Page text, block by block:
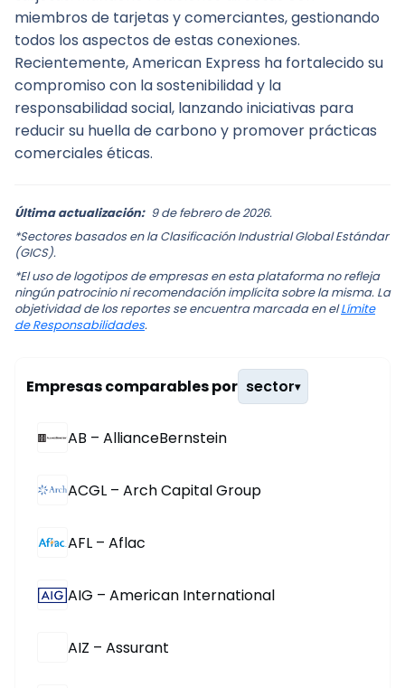
miembros de tarjetas y comerciantes, gestionando
todos los aspectos de estas conexiones.
Recientemente, American Express ha fortalecido su
compromiso con la sostenibilidad y la
responsabilidad social, lanzando iniciativas para
reducir su huella de carbono y promover prácticas
comerciales éticas.
Última actualización: 9 de febrero de 2026.
*Sectores basados en la Clasificación Industrial Global Estándar
(GICS).
*El uso de logotipos de empresas en esta plataforma no refleja
ningún patrocinio ni recomendación implícita sobre la misma. La
objetividad de los reportes se encuentra marcada en elLímite
de Responsabilidades.
Empresas comparables por sector▾
AB – AllianceBernstein
ACGL – Arch Capital Group
AFL – Aflac
AIG – American International
AIZ – Assurant